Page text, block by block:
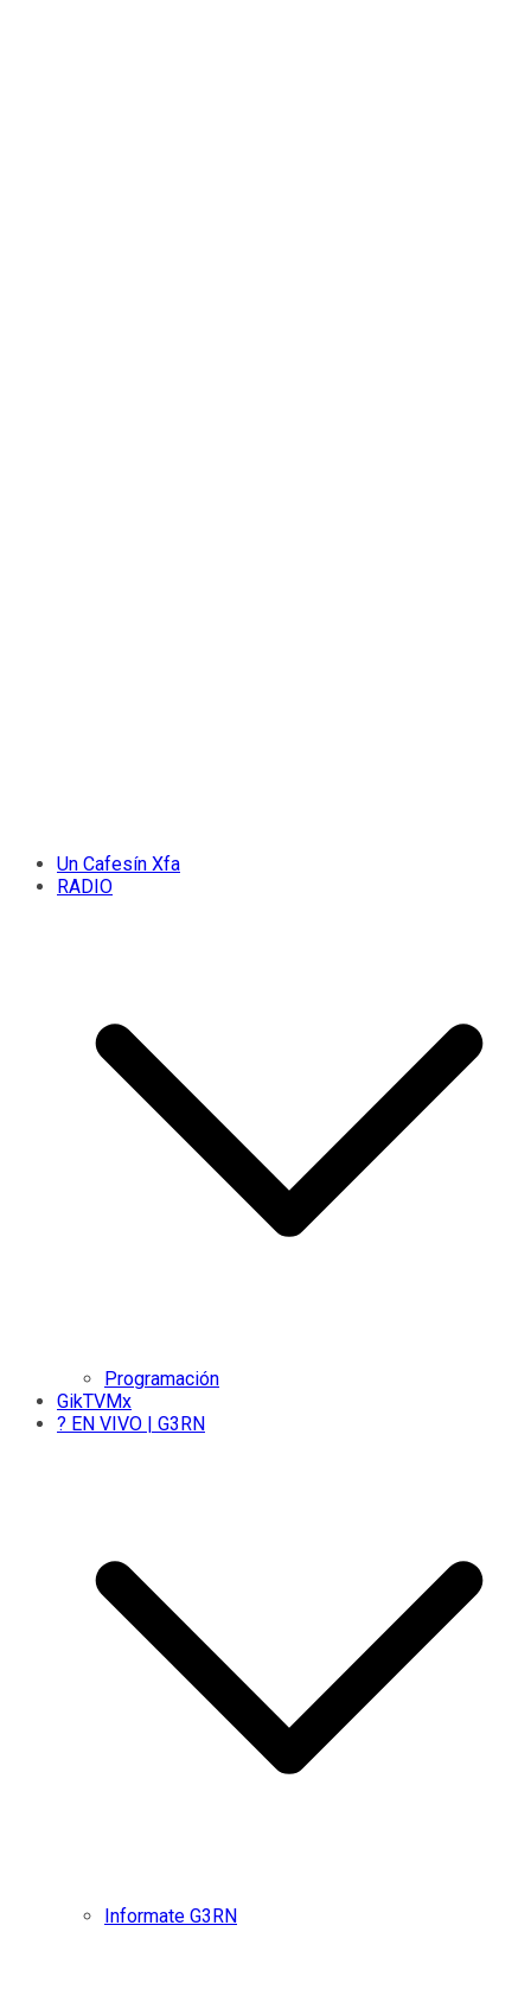
Un Cafesín Xfa
RADIO
Programación
GikTVMx
? EN VIVO | G3RN
Informate G3RN